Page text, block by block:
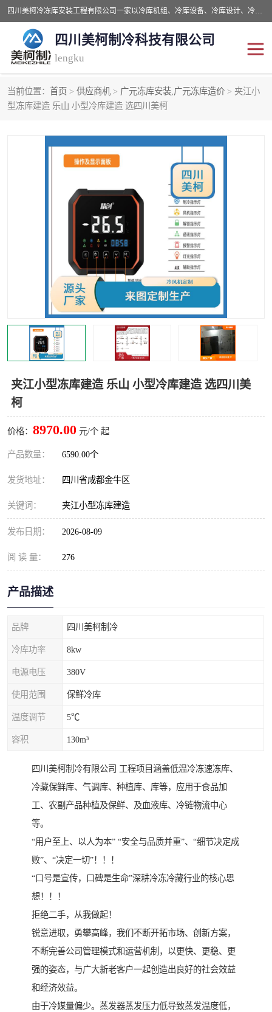
四川美柯冷冻库安装工程有限公司一家以冷库机组、冷库设备、冷库设计、冷冻库设备销售、冷库安装、冻库安装价格及技术服务为一体的综合企业，咨询热线：同等设备材料优惠10% 。公司各种类型安装组合式冷库、冷冻库、冷藏库、气调保鲜库、并提供成套设备供应、安装与调试、维护与维修、技术咨询、操作维修人员技术培训等
四川美柯制冷科技有限公司
lengku
当前位置： 首页 > 供应商机 > 广元冻库安装,广元冻库造价 > 夹江小
型冻库建造 乐山 小型冷库建造 选四川美柯
夹江小型冻库建造 乐山 小型冷库建造 选四川美
柯
价格： 8970.00 元/个 起
产品数量： 6590.00个
发货地址： 四川省成都金牛区
关键词： 夹江小型冻库建造
发布日期： 2026-08-09
阅 读 量： 276
产品描述
品牌 四川美柯制冷
冷库功率 8kw
电源电压 380V
使用范围 保鲜冷库
温度调节 5℃
容积 130m³
四川美柯制冷有限公司 工程项目涵盖低温冷冻速冻库、
冷藏保鲜库、气调库、种植库、库等，应用于食品加
工、农副产品种植及保鲜、及血液库、冷链物流中心
等。
“用户至上、以人为本” “安全与品质并重”、“细节决定成
败”、“决定一切”！！！
“口号是宣传，口碑是生命”深耕冷冻冷藏行业的核心思
想！！！
拒绝二手，从我做起！
锐意进取，勇攀高峰，我们不断开拓市场、创新方案，
不断完善公司管理模式和运营机制，以更快、更稳、更
强的姿态，与广大新老客户一起创造出良好的社会效益
和经济效益。
由于冷媒量偏少。蒸发器蒸发压力低导致蒸发温度低，
冷库安装，冷库价格 四川冷库，四川冻库安装
成都冻库，成都冻库价格 绵阳冻库,绵阳保鲜冷库
德阳冻库安装，德阳冷库 广元冻库安装,广元冻库造
南充冻库设计,南充冻库安 遂宁冻库
资阳冻库，资阳冻库安装 泸州冻库，泸州冷库
乐山冻库,乐山保鲜冷库 自贡冻库组装
雅安冷库,雅安冻库 攀枝花冻库
烘干冷链 冻库安装，小型冻库造价
内江冷库，内江冻库 宜宾冷库，宜宾冻库设备
甘孜冻库安装